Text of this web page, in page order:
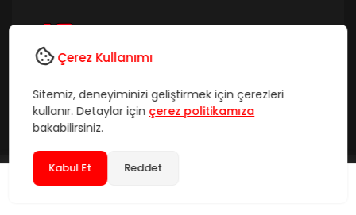
Takip Et
©2026 olumsuz.net - Tüm Hakları Saklıdır.
Çerez Kullanımı
Sitemiz, deneyiminizi geliştirmek için çerezleri
kullanır. Detaylar için çerez politikamıza
bakabilirsiniz.
Kabul Et Reddet